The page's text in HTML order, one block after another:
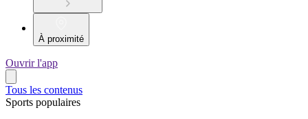
À proximité
Ouvrir l'app
Tous les contenus
Sports populaires